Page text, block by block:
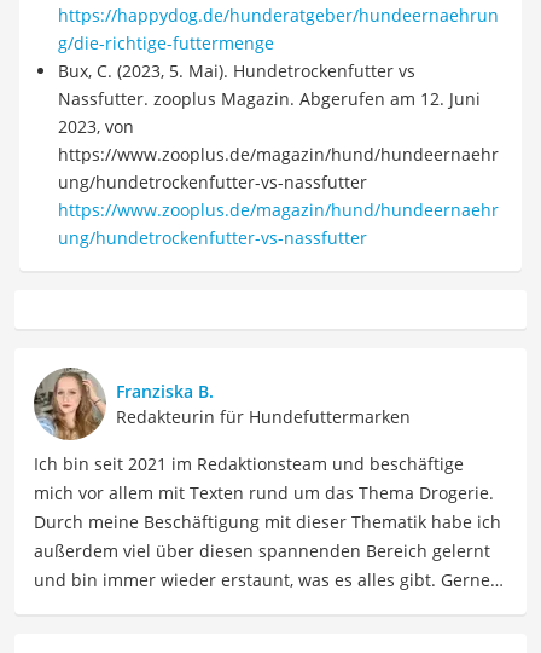
https://happydog.de/hunderatgeber/hundeernaehrun
g/die-richtige-futtermenge
Bux, C. (2023, 5. Mai). Hundetrockenfutter vs
Nassfutter. zooplus Magazin. Abgerufen am 12. Juni
2023, von
https://www.zooplus.de/magazin/hund/hundeernaehr
ung/hundetrockenfutter-vs-nassfutter
https://www.zooplus.de/magazin/hund/hundeernaehr
ung/hundetrockenfutter-vs-nassfutter
Franziska B.
Redakteurin für Hundefuttermarken
Ich bin seit 2021 im Redaktionsteam und beschäftige
mich vor allem mit Texten rund um das Thema Drogerie.
Durch meine Beschäftigung mit dieser Thematik habe ich
außerdem viel über diesen spannenden Bereich gelernt
und bin immer wieder erstaunt, was es alles gibt. Gerne